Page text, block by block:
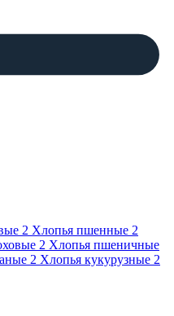
2 Хлопья пшенные 2
2 Хлопья пшеничные
2 Хлопья кукурузные 2